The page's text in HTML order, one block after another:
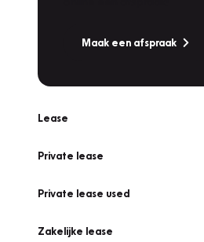
Maak een afspraak
Lease
Private lease
Private lease used
Zakelijke lease